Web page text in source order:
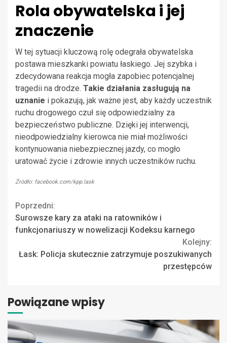
Rola obywatelska i jej
znaczenie
W tej sytuacji kluczową rolę odegrała obywatelska
postawa mieszkanki powiatu łaskiego. Jej szybka i
zdecydowana reakcja mogła zapobiec potencjalnej
tragedii na drodze. Takie działania zasługują na
uznanie i pokazują, jak ważne jest, aby każdy uczestnik
ruchu drogowego czuł się odpowiedzialny za
bezpieczeństwo publiczne. Dzięki jej interwencji,
nieodpowiedzialny kierowca nie miał możliwości
kontynuowania niebezpiecznej jazdy, co mogło
uratować życie i zdrowie innych uczestników ruchu.
Źródło: facebook.com/kpp.lask
Continue
Reading
Poprzedni:
Surowsze kary za ataki na ratowników i
funkcjonariuszy w nowelizacji Kodeksu karnego
Kolejny:
Łask: Policja skutecznie zatrzymuje poszukiwanych
przestępców
Powiązane wpisy